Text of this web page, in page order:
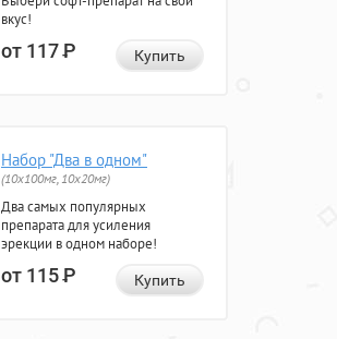
вкус!
от 117Р Купить
Набор "Два в одном"
(10x100мг, 10x20мг)
Два самых популярных
препарата для усиления
эрекции в одном наборе!
от 115Р Купить